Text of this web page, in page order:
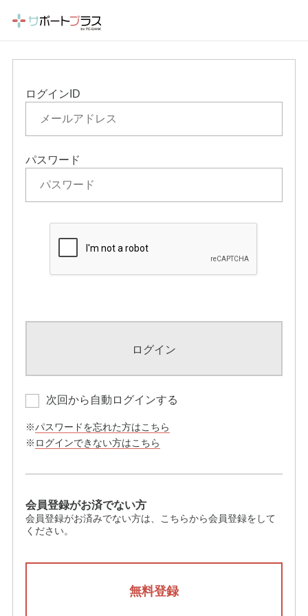
ログインID
パスワード
ログイン
次回から自動ログインする
※パスワードを忘れた方はこちら
※ ログインできない方はこちら
会員登録がお済でない方
会員登録がお済みでない方は、こちらから会員登録をして
ください。
無料登録